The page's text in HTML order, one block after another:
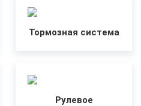
Тормозная система
Рулевое